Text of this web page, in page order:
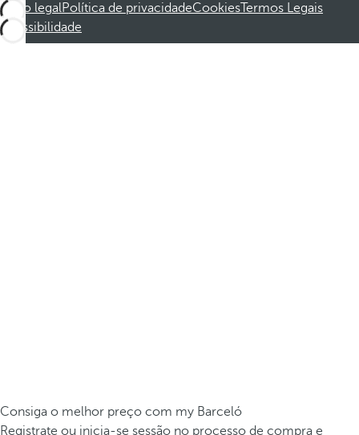
Aviso legalPolítica de privacidadeCookiesTermos Legais
Acessibilidade
Consiga o melhor preço com my Barceló
Registrate ou inicia-se sessão no processo de compra e